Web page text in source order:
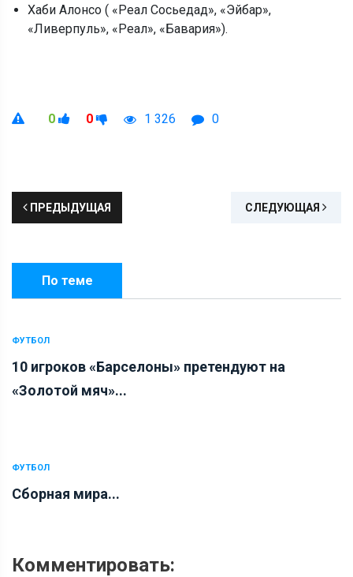
Хаби Алонсо ( «Реал Сосьедад», «Эйбар»,
«Ливерпуль», «Реал», «Бавария»).
0 0 1 326 0
ПРЕДЫДУЩАЯ СЛЕДУЮЩАЯ
По теме
ФУТБОЛ
10 игроков «Барселоны» претендуют на
«Золотой мяч»...
ФУТБОЛ
Сборная мира...
Комментировать: